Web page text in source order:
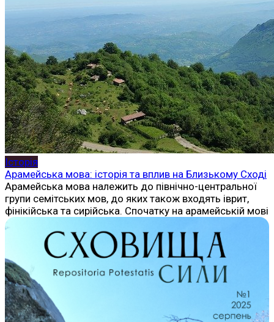
Історія
Арамейська мова: історія та вплив на Близькому Сході
Арамейська мова належить до північно-центральної
групи семітських мов, до яких також входять іврит,
фінікійська та сирійська. Спочатку на арамейській мові